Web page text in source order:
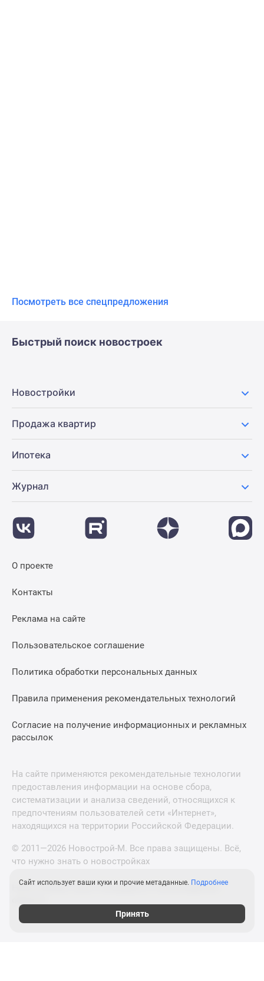
Посмотреть все спецпредложения
Быстрый поиск новостроек
Новостройки
Продажа квартир
Ипотека
Журнал
О проекте
Контакты
Реклама на сайте
Пользовательское соглашение
Политика обработки персональных данных
Правила применения рекомендательных технологий
Согласие на получение информационных и рекламных
рассылок
На сайте применяются рекомендательные технологии
предоставления информации на основе сбора,
систематизации и анализа сведений, относящихся к
предпочтениям пользователей сети «Интернет»,
находящихся на территории Российской Федерации.
© 2011—2026 Новострой-М. Все права защищены. Всё,
что нужно знать о новостройках
Новостройки Санкт-Петербурга и Ленинградской
Сайт использует ваши куки и прочие метаданные. Подробнее
Принять